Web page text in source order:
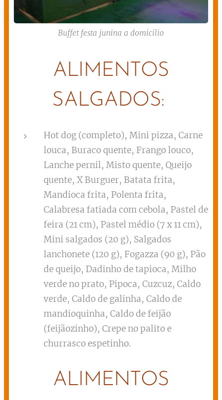
Buffet festa junina a domicilio
ALIMENTOS
SALGADOS:
Hot dog (completo), Mini pizza, Carne
louca, Buraco quente, Frango louco,
Lanche pernil, Misto quente, Queijo
quente, X Burguer, Batata frita,
Mandioca frita, Polenta frita,
Calabresa fatiada com cebola, Pastel de
feira (21 cm), Pastel médio (7 x 11 cm),
Mini salgados (20 g), Salgados
lanchonete (120 g), Fogazza (90 g), Pão
de queijo, Dadinho de tapioca, Milho
verde no prato, Pipoca, Cuzcuz, Caldo
verde, Caldo de galinha, Caldo de
mandioquinha, Caldo de feijão
(feijãozinho), Crepe no palito e
churrasco espetinho.
ALIMENTOS